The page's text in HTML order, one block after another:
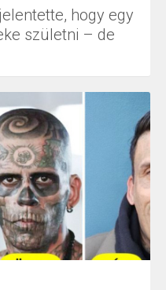
hogy egy
születni – de